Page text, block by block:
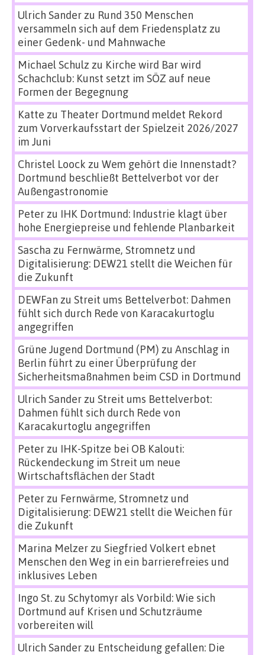
Ulrich Sanderzu Rund 350 Menschen
versammeln sich auf dem Friedensplatz zu
einer Gedenk- und Mahnwache
Michael Schulz zu Kirche wird Bar wird
Schachclub: Kunst setzt im SÖZ auf neue
Formen der Begegnung
Katte zu Theater Dortmund meldet Rekord
zum Vorverkaufsstart der Spielzeit 2026/2027
im Juni
Christel Loock zu Wem gehört die Innenstadt?
Dortmund beschließt Bettelverbot vor der
Außengastronomie
Peterzu IHK Dortmund: Industrie klagt über
hohe Energiepreise und fehlende Planbarkeit
Sascha zu Fernwärme, Stromnetz und
Digitalisierung: DEW21 stellt die Weichen für
die Zukunft
DEWFan zu Streit ums Bettelverbot: Dahmen
fühlt sich durch Rede von Karacakurtoglu
angegriffen
Grüne Jugend Dortmund (PM) zu Anschlag in
Berlin führt zu einer Überprüfung der
Sicherheitsmaßnahmen beim CSD in Dortmund
Ulrich Sanderzu Streit ums Bettelverbot:
Dahmen fühlt sich durch Rede von
Karacakurtoglu angegriffen
Peterzu IHK-Spitze bei OB Kalouti:
Rückendeckung im Streit um neue
Wirtschaftsflächen der Stadt
Peterzu Fernwärme, Stromnetz und
Digitalisierung: DEW21 stellt die Weichen für
die Zukunft
Marina Melzerzu Siegfried Volkert ebnet
Menschen den Weg in ein barrierefreies und
inklusives Leben
Ingo St.zu Schytomyr als Vorbild: Wie sich
Dortmund auf Krisen und Schutzräume
vorbereiten will
Ulrich Sanderzu Entscheidung gefallen: Die